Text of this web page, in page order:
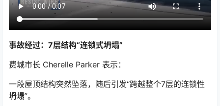
事故经过：7层结构“连锁式坍塌”
费城市长 Cherelle Parker 表示：
一段屋顶结构突然坠落，随后引发“跨越整个7层的连锁性
坍塌”。